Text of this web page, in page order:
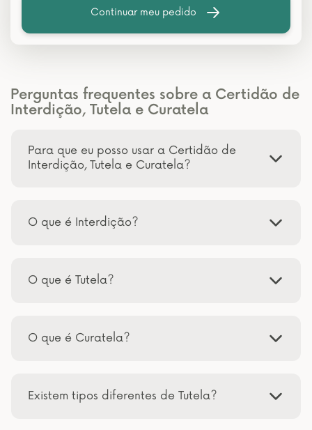
Continuar meu pedido
Perguntas frequentes sobre a Certidão de
Interdição, Tutela e Curatela
Para que eu posso usar a Certidão de
Interdição, Tutela e Curatela?
O que é Interdição?
O que é Tutela?
O que é Curatela?
Existem tipos diferentes de Tutela?